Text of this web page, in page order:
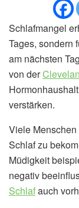
Schlafmangel
Tages, sondern
am nächsten
von der
verstärken.
Viele
Schlaf zu
Müdigkeit
negativ
Schlafauch